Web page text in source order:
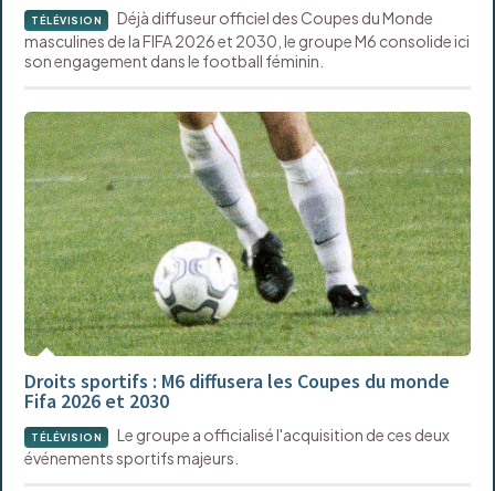
TÉLÉVISION
Déjà diffuseur officiel des Coupes du Monde
masculines de la FIFA 2026 et 2030, le groupe M6 consolide ici
son engagement dans le football féminin.
Droits sportifs : M6 diffusera les Coupes du monde
Fifa 2026 et 2030
TÉLÉVISION
Le groupe a officialisé l'acquisition de ces deux
événements sportifs majeurs.